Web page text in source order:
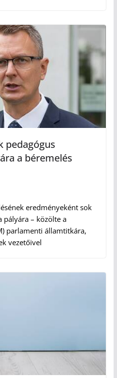
pedagógus
a béremelés
eredményeként sok
pályára – közölte a
parlamenti államtitkára,
vezetőivel